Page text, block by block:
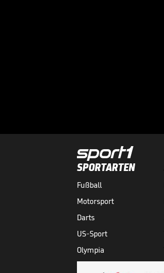
SPORTARTEN
Fußball
Motorsport
Darts
US-Sport
Olympia